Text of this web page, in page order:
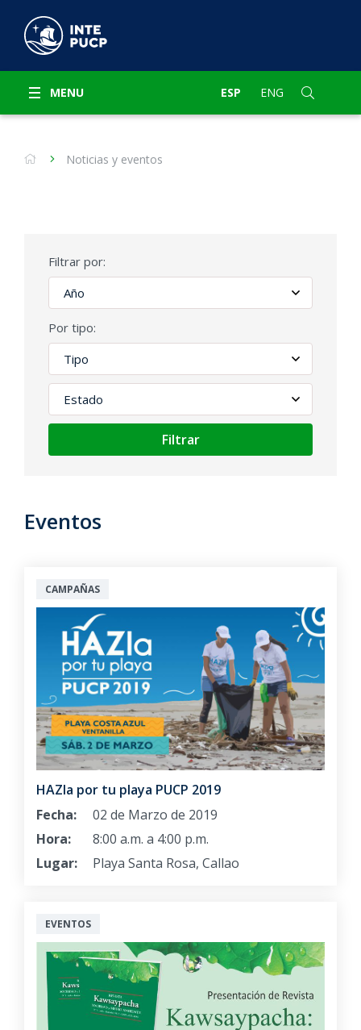
MENU ESP ENG
Noticias y eventos
Filtrar por:
Por tipo:
Filtrar
Eventos
CAMPAÑAS
HAZla por tu playa PUCP 2019
Fecha:
02 de Marzo de 2019
Hora:
8:00 a.m. a 4:00 p.m.
Lugar:
Playa Santa Rosa, Callao
EVENTOS